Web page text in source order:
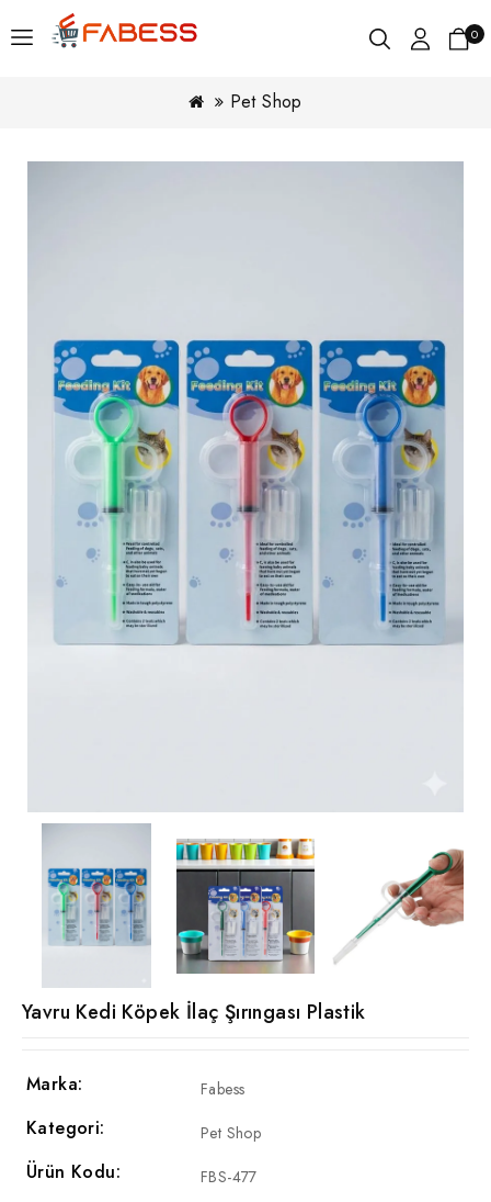
0
Pet Shop
Yavru Kedi Köpek İlaç Şırıngası Plastik
Marka: Fabess
Kategori: Pet Shop
Ürün Kodu: FBS-477